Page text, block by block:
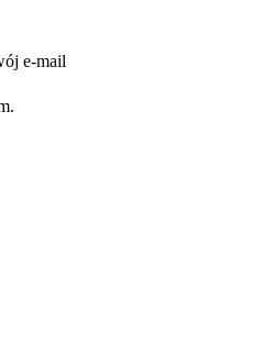
e-mail